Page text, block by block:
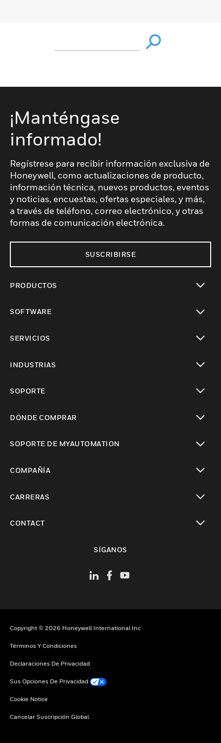
¡Manténgase
informado!
Regístrese para recibir información exclusiva de
Honeywell, como actualizaciones de producto,
información técnica, nuevos productos, eventos
y noticias, encuestas, ofertas especiales, y más,
a través de teléfono, correo electrónico, y otras
formas de comunicación electrónica.
SUSCRIBIRSE
PRODUCTOS
SOFTWARE
SERVICIOS
INDUSTRIAS
SOPORTE
DÓNDE COMPRAR
SOPORTE DE MYAUTOMATION
COMPAÑÍA
CARRERAS
CONTACT
SÍGANOS
Copyright © 2026 Honeywell International Inc
Términos Y Condiciones
Declaraciones De Privacidad
Sus Opciones De Privacidad
Cookie Notice
Cancelar Suscripción Global